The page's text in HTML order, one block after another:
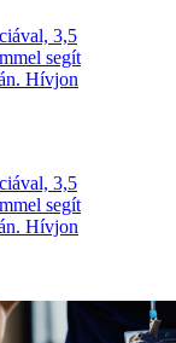
3,5
segít
Hívjon
3,5
segít
Hívjon